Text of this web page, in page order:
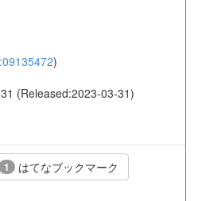
)
(Released:2023-03-31)
1 はてなブックマーク